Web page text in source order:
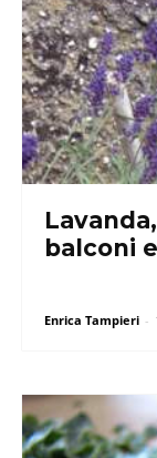
balconi
Enrica Tampieri -